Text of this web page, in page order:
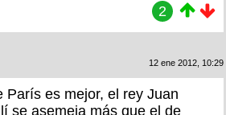
2
12 ene 2012, 10:29
París es mejor, el rey Juan
se asemeja más que el de